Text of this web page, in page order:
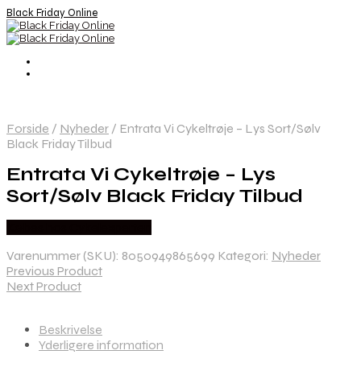
Black Friday Online
Forside / Nyheder / Entrata Vi Cykeltrøje – Lys Sort/Sølv
Black Friday Tilbud
Entrata Vi Cykeltrøje – Lys
Sort/Sølv Black Friday Tilbud
Varenummer (SKU): 8050949865699 Kategori: Nyheder
Previous Product
Next Product
Beskrivelse
Yderligere information